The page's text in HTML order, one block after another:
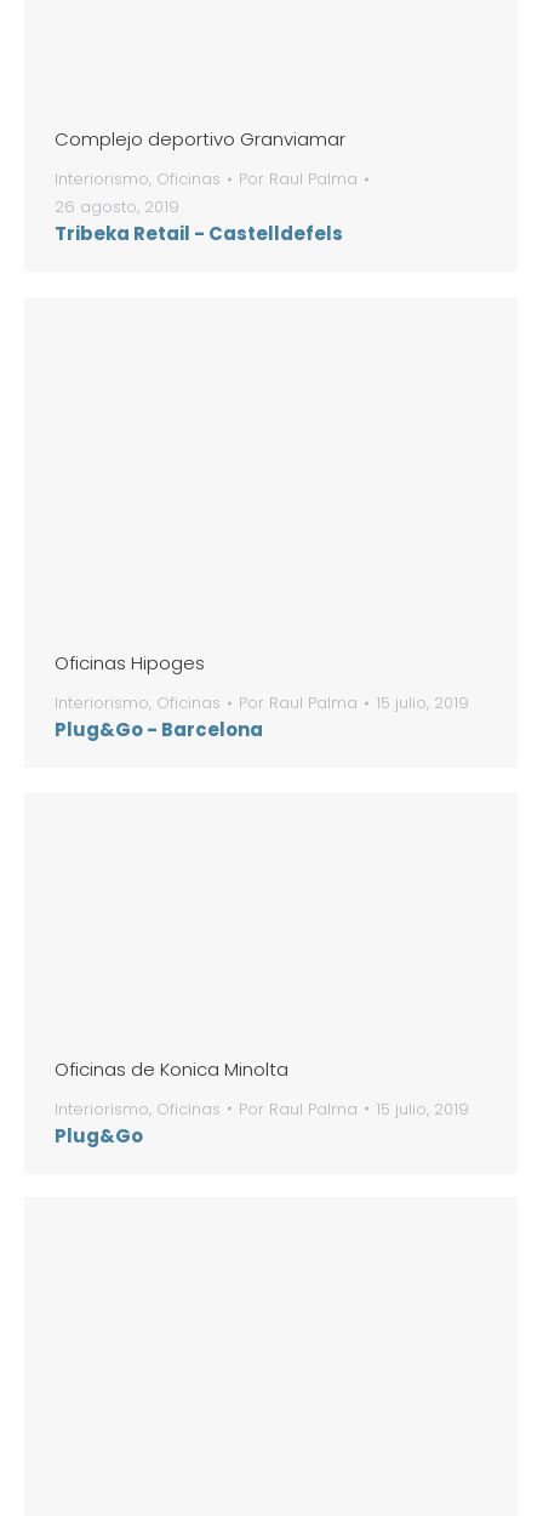
Complejo deportivo Granviamar
Interiorismo, Oficinas Por Raul Palma
26 agosto, 2019
Tribeka Retail - Castelldefels
Oficinas Hipoges
Interiorismo, Oficinas Por Raul Palma 15 julio, 2019
Plug&Go - Barcelona
Oficinas de Konica Minolta
Interiorismo, Oficinas Por Raul Palma 15 julio, 2019
Plug&Go